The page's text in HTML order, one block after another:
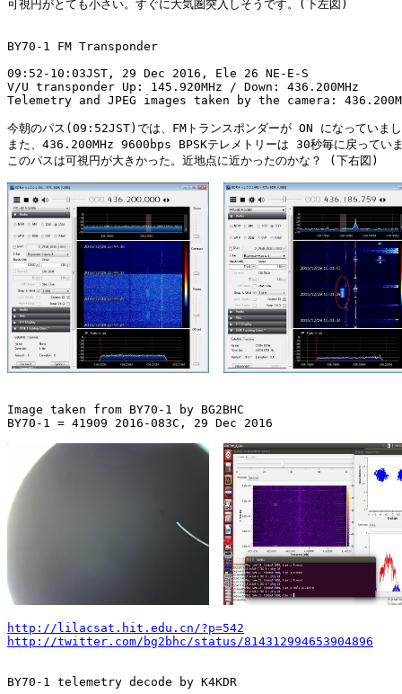
可視円がとても小さい。すぐに大気圏突入しそうです。(下左図)
BY70-1 FM Transponder
09:52-10:03JST, 29 Dec 2016, Ele 26 NE-E-S
V/U transponder Up: 145.920MHz / Down: 436.200MHz
Telemetry and JPEG images taken by the camera:
今朝のパス(09:52JST)では、FMトランスポンダーが ON になっていま
また、436.200MHz 9600bps BPSKテレメトリーは 30秒毎に戻ってい
このパスは可視円が大きかった。近地点に近かったのかな？ (下右図)
Image taken from BY70-1 by BG2BHC
BY70-1 = 41909 2016-083C, 29 Dec 2016
http://lilacsat.hit.edu.cn/?p=542
http://twitter.com/bg2bhc/status/814312994653904896
BY70-1 telemetry decode by K4KDR